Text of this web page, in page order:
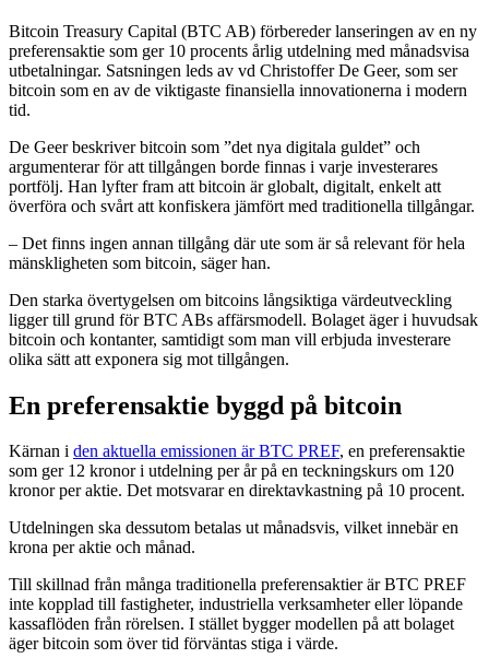
Bitcoin Treasury Capital (BTC AB) förbereder lanseringen av en ny
preferensaktie som ger 10 procents årlig utdelning med månadsvisa
utbetalningar. Satsningen leds av vd Christoffer De Geer, som ser
bitcoin som en av de viktigaste finansiella innovationerna i modern
tid.
De Geer beskriver bitcoin som ”det nya digitala guldet” och
argumenterar för att tillgången borde finnas i varje investerares
portfölj. Han lyfter fram att bitcoin är globalt, digitalt, enkelt att
överföra och svårt att konfiskera jämfört med traditionella tillgångar.
– Det finns ingen annan tillgång där ute som är så relevant för hela
mänskligheten som bitcoin, säger han.
Den starka övertygelsen om bitcoins långsiktiga värdeutveckling
ligger till grund för BTC ABs affärsmodell. Bolaget äger i huvudsak
bitcoin och kontanter, samtidigt som man vill erbjuda investerare
olika sätt att exponera sig mot tillgången.
En preferensaktie byggd på bitcoin
Kärnan i den aktuella emissionen är BTC PREF, en preferensaktie
som ger 12 kronor i utdelning per år på en teckningskurs om 120
kronor per aktie. Det motsvarar en direktavkastning på 10 procent.
Utdelningen ska dessutom betalas ut månadsvis, vilket innebär en
krona per aktie och månad.
Till skillnad från många traditionella preferensaktier är BTC PREF
inte kopplad till fastigheter, industriella verksamheter eller löpande
kassaflöden från rörelsen. I stället bygger modellen på att bolaget
äger bitcoin som över tid förväntas stiga i värde.